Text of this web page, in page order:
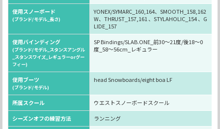
使用スノーボード
(ブランド/モデル_長さ)
YONEX/SYMARC_160,164、SMOOTH_158,162
W、THRUST_157,161 、STYLAHOLIC_154 、G
LIDE_157
使用バインディング
(ブランド/モデル_スタンスアングル
_スタンスワイズ_レギュラーorグー
フィー)
SP Bindings/SLAB.ONE_前30〜21度/後18〜0
度_58〜56cm_レギュラー
使用ブーツ
(ブランド/モデル)
head Snowboards/eight boa LF
所属スクール
ウエストスノーボードスクール
シーズンオフの練習方法
ランニング